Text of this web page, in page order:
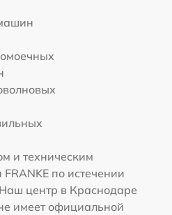
и техническим
по истечении
центр в Краснодаре
имеет официальной